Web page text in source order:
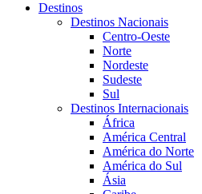
Destinos
Destinos Nacionais
Centro-Oeste
Norte
Nordeste
Sudeste
Sul
Destinos Internacionais
África
América Central
América do Norte
América do Sul
Ásia